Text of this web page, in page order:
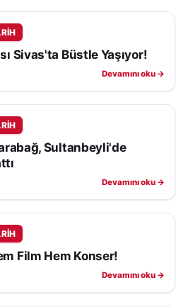
Sivas'ta Büstle Yaşıyor!
Devamını oku →
Sultanbeyli'de
Devamını oku →
Film Hem Konser!
Devamını oku →